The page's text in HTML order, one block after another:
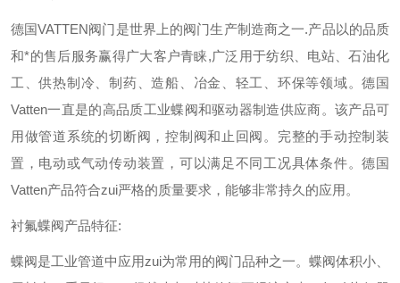
德国VATTEN阀门是世界上的阀门生产制造商之一.产品以的品质
和*的售后服务赢得广大客户青睐,广泛用于纺织、电站、石油化
工、供热制冷、制药、造船、冶金、轻工、环保等领域。德国
Vatten一直是的高品质工业蝶阀和驱动器制造供应商。该产品可
用做管道系统的切断阀，控制阀和止回阀。完整的手动控制装
置，电动或气动传动装置，可以满足不同工况具体条件。德国
Vatten产品符合zui严格的质量要求，能够非常持久的应用。
衬氟蝶阀产品特征:
蝶阀是工业管道中应用zui为常用的阀门品种之一。蝶阀体积小、